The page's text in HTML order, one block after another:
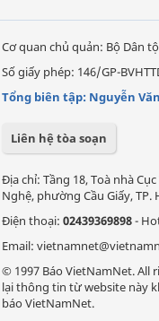
Cơ quan chủ quản: Bộ Dân
Số giấy phép: 146/GP-
Tổng biên tập: Nguyễn
Liên hệ tòa soạn
Địa chỉ: Tầng 18, Toà nhà
Nghệ, phường Cầu Giấy, TP.
Điện thoại: 02439369898-
Email:
© 1997 Báo VietNamNet. All
lại thông tin từ website này
báo VietNamNet.